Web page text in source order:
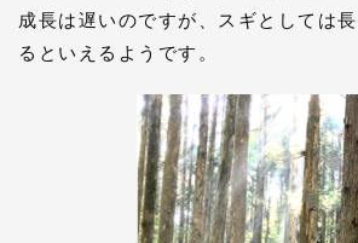
成長は遅いのですが、スギとしては
るといえるようです。